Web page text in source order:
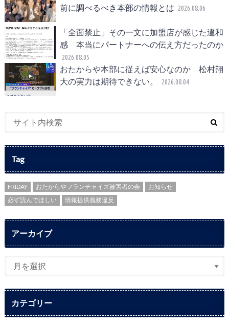
前に調べるべき本部の情報とは 2026.08.06
「全面禁止」その一文に加盟店が感じた違和
感 本当にパートナーへの伝え方だったのか
2026.08.05
おたからや本部に従えば安心なのか 松村翔
大の実力は期待できない。
2026.08.04
Tag
FRIDAY おたからやフランチャイズ被害者の会
お知らせ
必ず読んでほしい
情報提供義務違反
アーカイブ
カテゴリー